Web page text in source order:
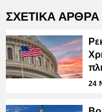
ΣΧΕΤΙΚΑ ΑΡΘΡΑ
24